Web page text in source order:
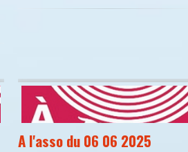
A l'asso du 06 06 2025